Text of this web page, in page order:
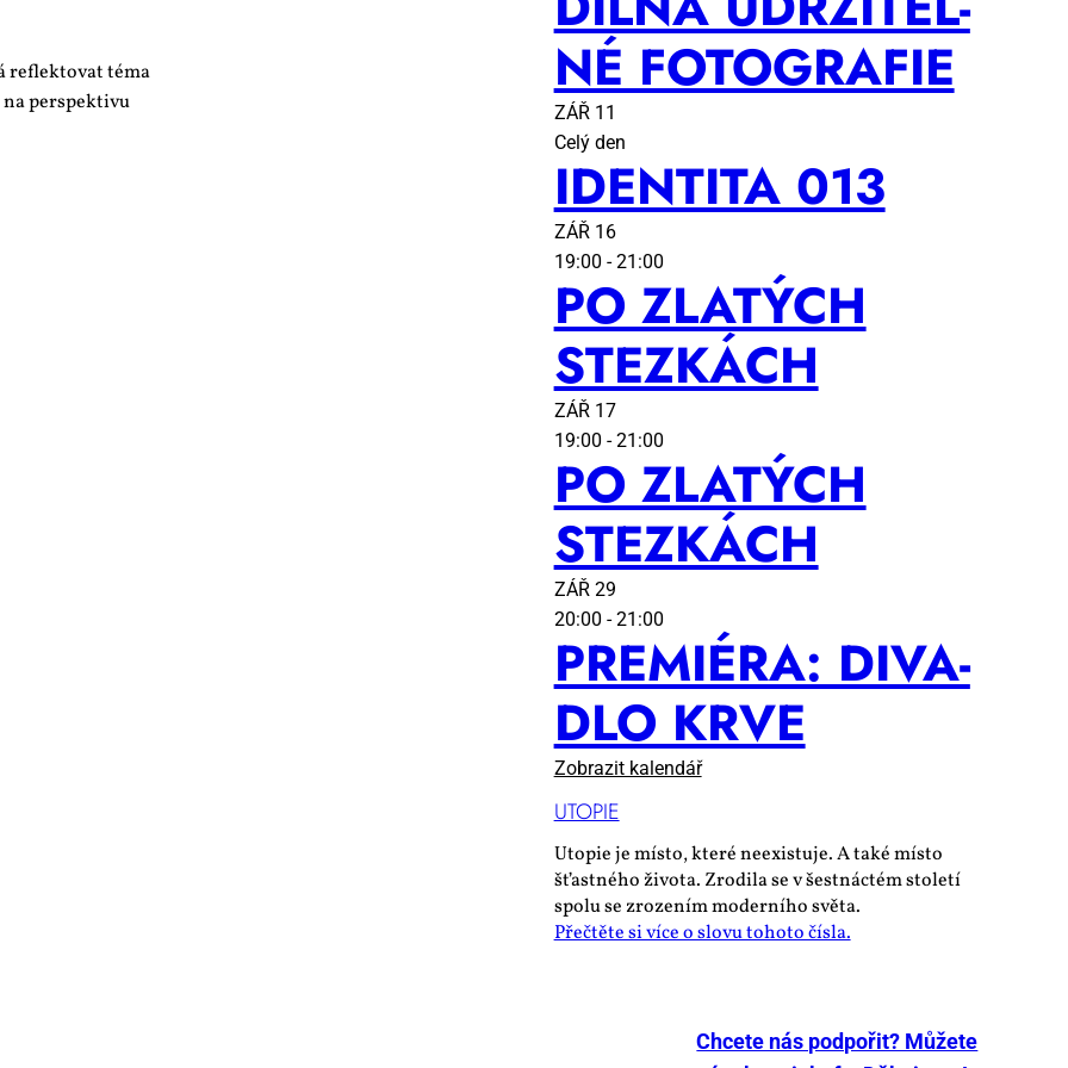
reflektovat téma
perspektivu
NÉ FO­TO­GRA­FIE
ZÁŘ 11
Celý den
IDEN­TI­TA 013
ZÁŘ 16
19:00 -21:00
PO ZLA­TÝCH
STEZ­KÁCH
ZÁŘ 17
19:00 -21:00
PO ZLA­TÝCH
STEZ­KÁCH
ZÁŘ 29
20:00 -21:00
PRE­MI­É­RA: DI­VA­
DLO KR­VE
Zobrazit kalendář
UTO­PIE
Utopie je místo, které neexistuje. A také místo
šťastného života. Zrodila se v šestnáctém století
spolu se zrozením moderního světa.
Přečtěte si více o slovu tohoto čísla.
Chcete nás podpořit? Můžete